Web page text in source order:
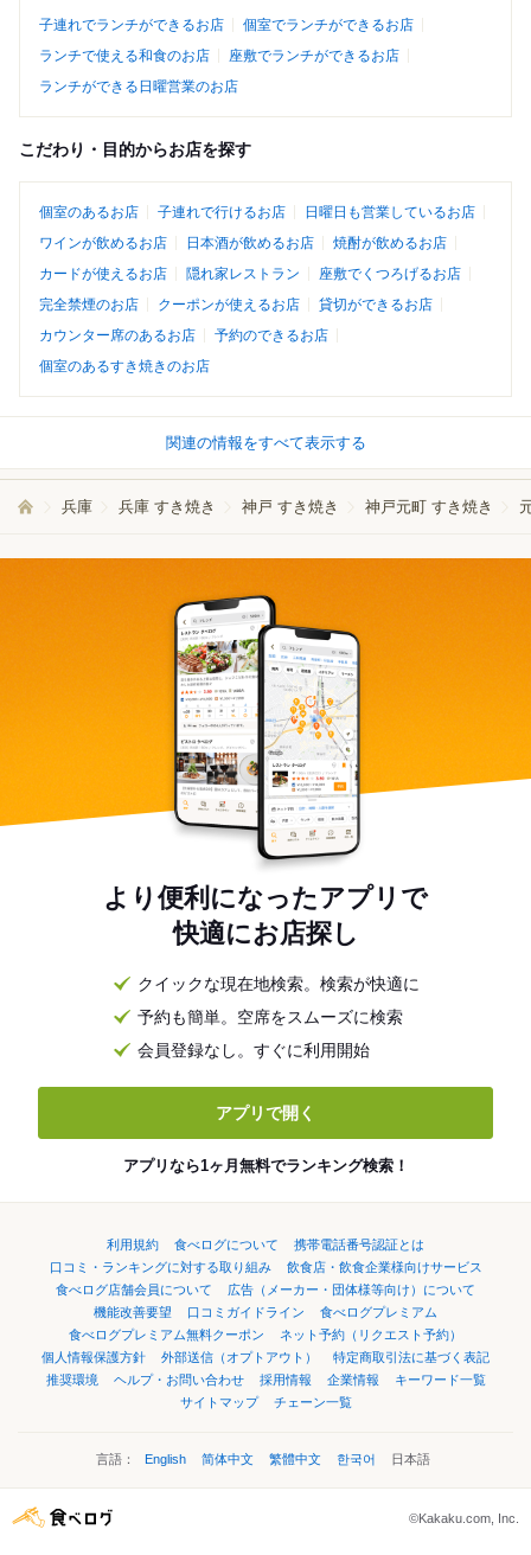
子連れでランチができるお店
個室でランチができるお店
ランチで使える和食のお店
座敷でランチができるお店
ランチができる日曜営業のお店
こだわり・目的からお店を探す
個室のあるお店 子連れで行けるお店
日曜日も営業しているお店
ワインが飲めるお店
日本酒が飲めるお店
焼酎が飲めるお店
カードが使えるお店
隠れ家レストラン
座敷でくつろげるお店
完全禁煙のお店
クーポンが使えるお店
貸切ができるお店
カウンター席のあるお店
予約のできるお店
個室のあるすき焼きのお店
関連の情報をすべて表示する
兵庫 兵庫 すき焼き 神戸 すき焼き 神戸元町 すき焼き
より便利になったアプリで
快適にお店探し
クイックな現在地検索。検索が快適に
予約も簡単。空席をスムーズに検索
会員登録なし。すぐに利用開始
アプリで開く
アプリなら1ヶ月無料でランキング検索！
利用規約 食べログについて
携帯電話番号認証とは
口コミ・ランキングに対する取り組み
飲食店・飲食企業様向けサービス
食べログ店舗会員について
広告（メーカー・団体様等向け）について
機能改善要望
口コミガイドライン
食べログプレミアム
食べログプレミアム無料クーポン
ネット予約（リクエスト予約）
個人情報保護方針
外部送信（オプトアウト）
特定商取引法に基づく表記
推奨環境
ヘルプ・お問い合わせ 採用情報 企業情報
キーワード一覧
サイトマップ
チェーン一覧
言語： English 简体中文 繁體中文 한국어 日本語
©Kakaku.com, Inc.